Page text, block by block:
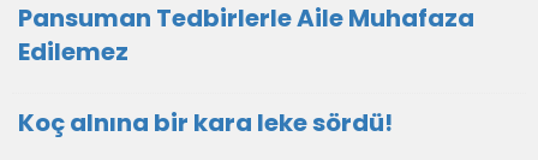
Pansuman Tedbirlerle Aile Muhafaza
Edilemez
Koç alnına bir kara leke sördü!